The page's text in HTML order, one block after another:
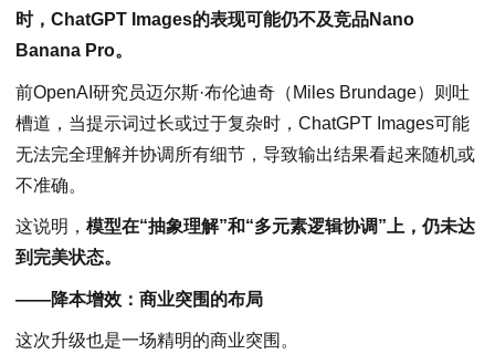
时，ChatGPT Images的表现可能仍不及竞品Nano
Banana Pro。
前OpenAI研究员迈尔斯·布伦迪奇（Miles Brundage）则吐
槽道，当提示词过长或过于复杂时，ChatGPT Images可能
无法完全理解并协调所有细节，导致输出结果看起来随机或
不准确。
这说明， 模型在“抽象理解”和“多元素逻辑协调”上，仍未达
到完美状态。
——降本增效：商业突围的布局
这次升级也是一场精明的商业突围。